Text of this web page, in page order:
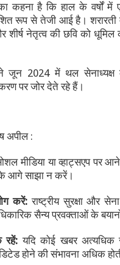
कहना है कि हाल के वर्षों
रूप से तेजी आई है। शरारती
शीर्ष नेतृत्व की छवि को
जून 2024 में थल
पर जोर देते रहे हैं।
अपील :
मीडिया या व्हाट्सएप पर
के आगे साझा न करें।
करें: राष्ट्रीय सुरक्षा और
सैन्य प्रवक्ताओं के
रहें: यदि कोई खबर अत्यधिक
होने की संभावना अधिक